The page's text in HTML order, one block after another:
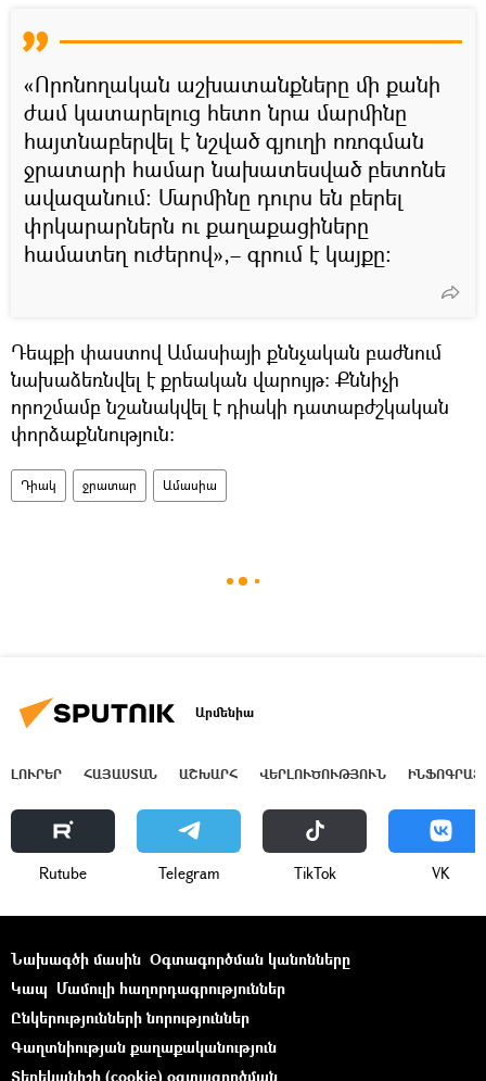
«Որոնողական աշխատանքները մի քանի
ժամ կատարելուց հետո նրա մարմինը
հայտնաբերվել է նշված գյուղի ոռոգման
ջրատարի համար նախատեսված բետոնե
ավազանում: Մարմինը դուրս են բերել
փրկարարներն ու քաղաքացիները
համատեղ ուժերով»,– գրում է կայքը:
Դեպքի փաստով Ամասիայի քննչական բաժնում
նախաձեռնվել է քրեական վարույթ: Քննիչի
որոշմամբ նշանակվել է դիակի դատաբժշկական
փորձաքննություն:
Դիակ ջրատար Ամասիա
Արմենիա
ԼՈՒՐԵՐ ՀԱՅԱՍՏԱՆ ԱՇԽԱՐՀ ՎԵՐԼՈՒԾՈՒԹՅՈՒՆ
Rutube Telegram ТikТоk VK
Նախագծի մասին Օգտագործման կանոնները
Կապ Մամուլի հաղորդագրություններ
Ընկերությունների նորություններ
Գաղտնիության քաղաքականություն
Տեղեկանիշի (cookie) օգտագործման